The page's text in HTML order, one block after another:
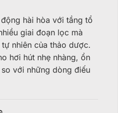
hài hòa với tầng tổ
giai đoạn lọc mà
nhiên của thảo dược.
hơi hút nhẹ nhàng, ổn
với những dòng điếu